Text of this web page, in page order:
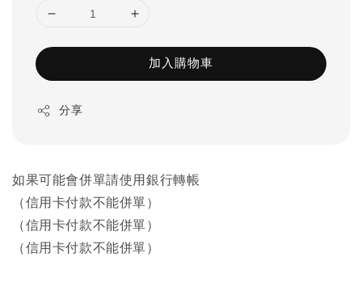
加入購物車
分享
如果可能會併單請使用銀行轉帳
（信用卡付款不能併單）
（信用卡付款不能併單）
（信用卡付款不能併單）